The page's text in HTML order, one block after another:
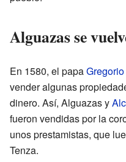
Alguazas se
En 1580, el papaGregorio
vender algunas
dinero. Así, Alguazas y
fueron vendidas por la
unos prestamistas, que
Tenza.